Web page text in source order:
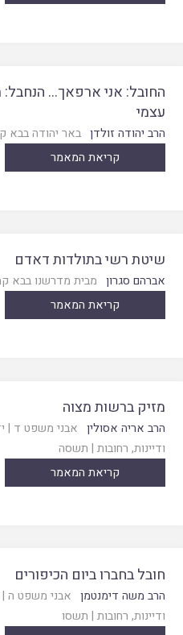
החובל: אני ארפאך… הנחבל:
עצמי
הרב יהודה זולדן באר יהודה בבא
קריאת המאמר
שיטת רשי בתולדות דאדם
אברהם סגרון מבית מדרשנו בבא
קריאת המאמר
מזיק ברשות מצוה
הרב אריה אסולין אבני משפט ד |
ודיינות, רחובות | תשסה
קריאת המאמר
חובל בחברו ביום הכיפורים
הרב משה דימנטמן אבני משפט ה |
ודיינות, רחובות | תשסו